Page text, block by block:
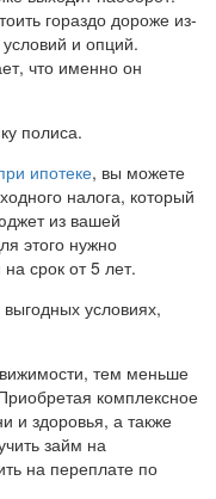
гораздо дороже из-
и опций.
что именно он
полиса.
ипотеке, вы можете
налога, который
из вашей
этого нужно
срок от 5 лет.
условиях,
тем меньше
комплексное
и здоровья, а также
займ на
на переплате по